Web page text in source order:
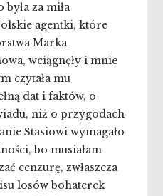
za miła
agentki, które
Marka
wciągnęły i mnie
czytała mu
dat i faktów, o
niż o przygodach
Stasiowi wymagało
bo musiałam
cenzurę, zwłaszcza
losów bohaterek